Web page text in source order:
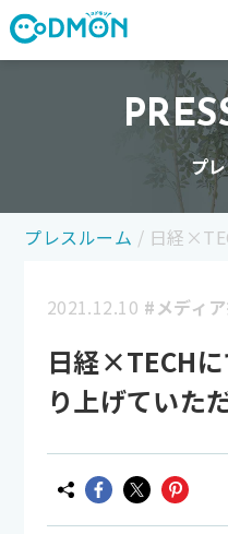
プ
プレスルーム / 日経
2021.12.10 #メディ
日経×TECH
り上げていた